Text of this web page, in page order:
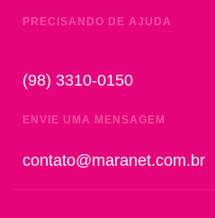
PRECISANDO DE AJUDA
(98) 3310-0150
ENVIE UMA MENSAGEM
contato@maranet.com.br